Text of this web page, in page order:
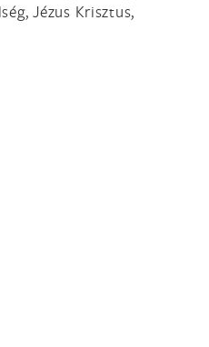
Jézus Krisztus,